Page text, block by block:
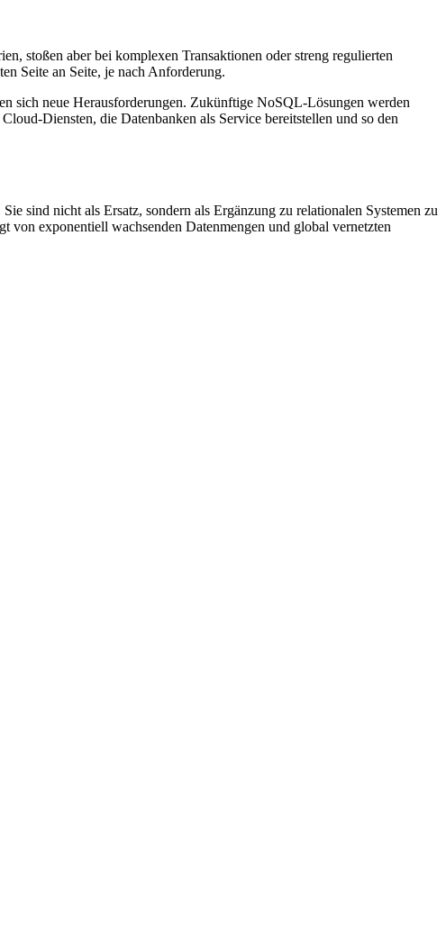
stoßen aber bei komplexen Transaktionen oder streng regulierten
Seite an Seite, je nach Anforderung.
sich neue Herausforderungen. Zukünftige NoSQL-Lösungen werden
Diensten, die Datenbanken als Service bereitstellen und so den
sind nicht als Ersatz, sondern als Ergänzung zu relationalen Systemen zu
von exponentiell wachsenden Datenmengen und global vernetzten